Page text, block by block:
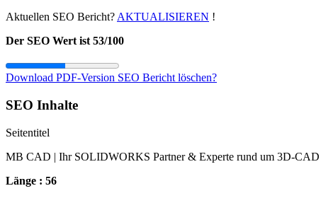
Aktuellen SEO Bericht? AKTUALISIEREN !
Der SEO Wert ist 53/100
Download PDF-Version SEO Bericht löschen?
SEO Inhalte
Seitentitel
MB CAD | Ihr SOLIDWORKS Partner & Experte rund um 3D-CAD
Länge : 56